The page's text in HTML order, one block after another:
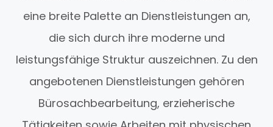
eine breite Palette an Dienstleistungen an,
die sich durch ihre moderne und
leistungsfähige Struktur auszeichnen. Zu den
angebotenen Dienstleistungen gehören
Bürosachbearbeitung, erzieherische